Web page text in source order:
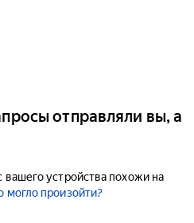
отправляли вы, а
устройства похожи на
могло произойти?